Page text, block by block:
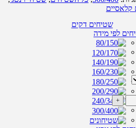
שטיחים דקים
לפי מידה
קלאסיים